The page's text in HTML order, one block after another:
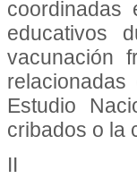
coordinadas
educativos
vacunación
Estudio
cribados o la
II